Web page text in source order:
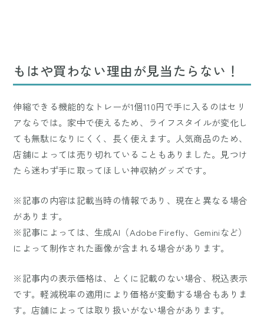
もはや買わない理由が見当たらない！
伸縮できる機能的なトレーが1個110円で手に入るのはセリ
アならでは。家中で使えるため、ライフスタイルが変化し
ても無駄になりにくく、長く使えます。人気商品のため、
店舗によっては売り切れていることもありました。見つけ
たら迷わず手に取ってほしい神収納グッズです。
※記事の内容は記載当時の情報であり、現在と異なる場合
があります。
※記事によっては、生成AI（Adobe Firefly、Geminiなど）
によって制作された画像が含まれる場合があります。
※記事内の表示価格は、とくに記載のない場合、税込表示
です。軽減税率の適用により価格が変動する場合もありま
す。店舗によっては取り扱いがない場合があります。